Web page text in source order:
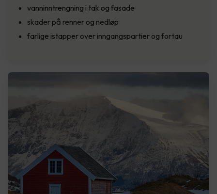
vanninntrengning i tak og fasade
skader på renner og nedløp
farlige istapper over inngangspartier og fortau